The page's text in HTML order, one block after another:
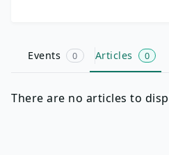
Events 0 Articles 0
There are no articles to